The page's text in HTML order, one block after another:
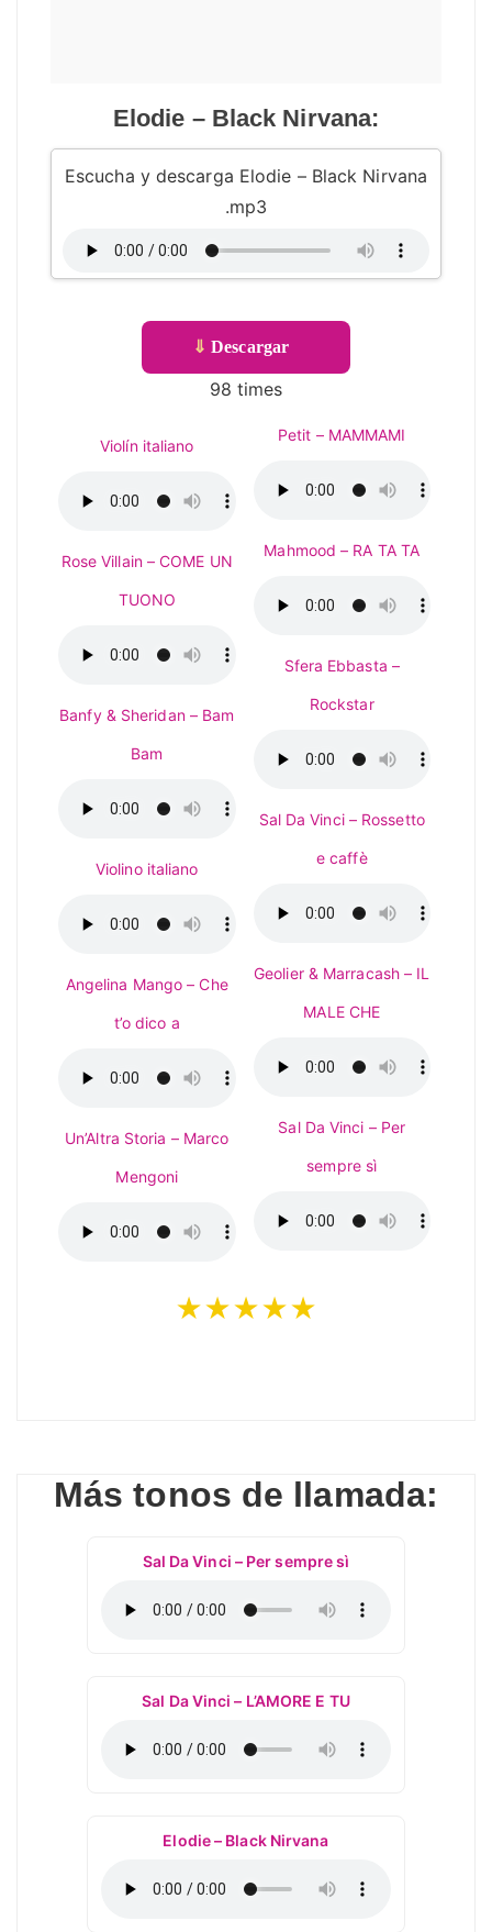
Elodie – Black Nirvana:
Escucha y descarga Elodie – Black Nirvana
.mp3
⇓ Descargar
98 times
Violín italiano
Rose Villain – COME UN
TUONO
Banfy & Sheridan – Bam
Bam
Violino italiano
Angelina Mango – Che
t’o dico a
Un’Altra Storia – Marco
Mengoni
Petit – MAMMAMI
Mahmood – RA TA TA
Sfera Ebbasta –
Rockstar
Sal Da Vinci – Rossetto
e caffè
Geolier & Marracash – IL
MALE CHE
Sal Da Vinci – Per
sempre sì
★★★★★
Más tonos de llamada:
Sal Da Vinci – Per sempre sì
Sal Da Vinci – L’AMORE E TU
Elodie – Black Nirvana